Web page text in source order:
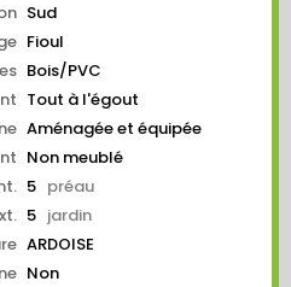
Sud
Fioul
Bois/PVC
Tout à l'égout
Aménagée et équipée
Non meublé
5 préau
5 jardin
ARDOISE
Non